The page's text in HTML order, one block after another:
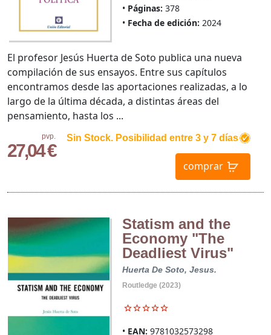
Páginas: 378
Fecha de edición: 2024
pvp.
27,04 €
Sin Stock. Posibilidad entre 3 y 7 días
comprar
El profesor Jesús Huerta de Soto publica una nueva
compilación de sus ensayos. Entre sus capítulos
encontramos desde las aportaciones realizadas, a lo
largo de la última década, a distintas áreas del
pensamiento, hasta los ...
Statism and the
Economy "The
Deadliest Virus"
Huerta De Soto, Jesus.
Routledge (2023)
EAN: 9781032573298